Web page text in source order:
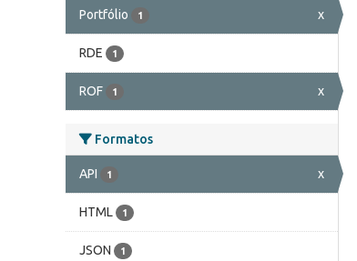
Portfólio 1 x
RDE 1
ROF 1 x
Formatos
API 1 x
HTML 1
JSON 1